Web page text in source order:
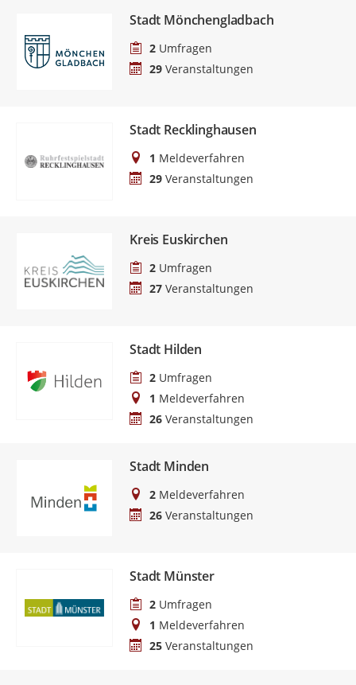
Stadt Mönchengladbach
2 Umfragen
29 Veranstaltungen
Stadt Recklinghausen
1 Meldeverfahren
29 Veranstaltungen
Kreis Euskirchen
2 Umfragen
27 Veranstaltungen
Stadt Hilden
2 Umfragen
1 Meldeverfahren
26 Veranstaltungen
Stadt Minden
2 Meldeverfahren
26 Veranstaltungen
Stadt Münster
2 Umfragen
1 Meldeverfahren
25 Veranstaltungen